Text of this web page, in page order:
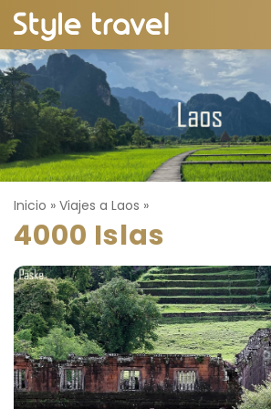
Inicio » Viajes a Laos »
4000 Islas